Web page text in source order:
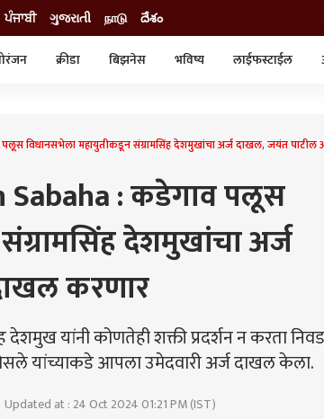
ਪੰਜਾਬੀ ગુજરાતી நாடு దేశం
क्रीडा बिझनेस भविष्य लाईफस्टाईल
ट्रेडिंग
पलूस विधानसभेला महायुतीकडून संग्रामसिंह देशमुखांचा अर्ज दाखल, जयंत
Sabaha : कडेगाव पलूस
देशमुखांचा अर्ज
करणार
यांनी कोणतेही शक्ती प्रदर्शन न करता
यांच्याकडे आपला उमेदवारी अर्ज दाखल केला.
Updated at : 24 Oct 2024 01:21 PM (IST)